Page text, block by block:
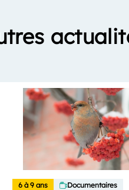
6 à 9 ans Documentaires